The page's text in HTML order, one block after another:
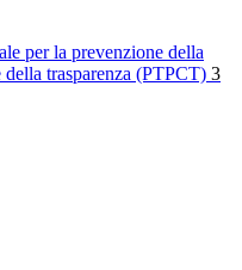
per la prevenzione della
della trasparenza (PTPCT) 3